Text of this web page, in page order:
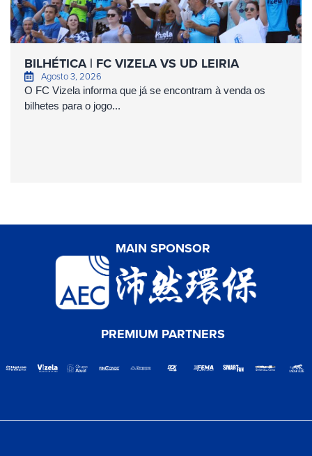
BILHÉTICA | FC VIZELA VS UD LEIRIA
Agosto 3, 2026
O FC Vizela informa que já se encontram à venda os
bilhetes para o jogo...
MAIN SPONSOR
PREMIUM PARTNERS